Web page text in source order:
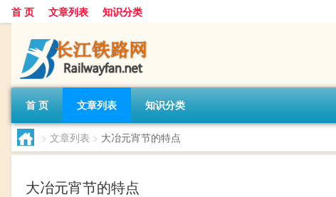
首 页 文章列表 知识分类
首 页 文章列表 知识分类
> 文章列表 > 大冶元宵节的特点
大冶元宵节的特点